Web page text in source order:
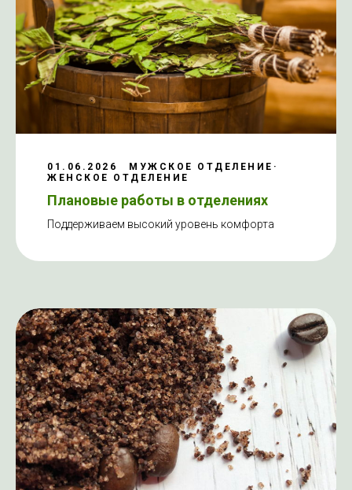
01.06.2026
МУЖСКОЕ ОТДЕЛЕНИЕ
ЖЕНСКОЕ ОТДЕЛЕНИЕ
Плановые работы в отделениях
Поддерживаем высокий уровень комфорта